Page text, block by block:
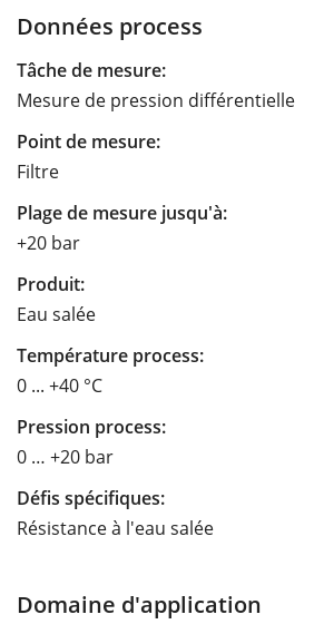
Données process
Tâche de mesure:
Mesure de pression différentielle
Point de mesure:
Filtre
Plage de mesure jusqu'à:
+20 bar
Produit:
Eau salée
Température process:
0 ... +40 °C
Pression process:
0 … +20 bar
Défis spécifiques:
Résistance à l'eau salée
Domaine d'application